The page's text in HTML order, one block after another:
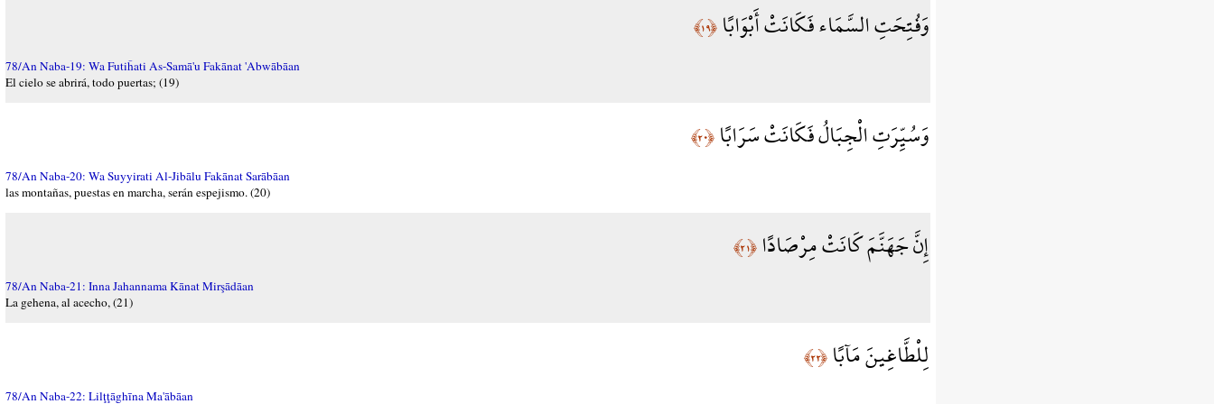
وَفُتِحَتِ السَّمَاء فَكَانَتْ أَبْوَابًا﴿١٩﴾
78/An Naba-19: Wa Futiĥati As-Samā'u Fakānat 'Abwābāan
El cielo se abrirá, todo puertas; (19)
وَسُيِّرَتِ الْجِبَالُ فَكَانَتْ سَرَابًا﴿٢٠﴾
78/An Naba-20: Wa Suyyirati Al-Jibālu Fakānat Sarābāan
las montañas, puestas en marcha, serán espejismo. (20)
إِنَّ جَهَنَّمَ كَانَتْ مِرْصَادًا﴿٢١﴾
78/An Naba-21: Inna Jahannama Kānat Mirşādāan
La gehena, al acecho, (21)
لِلْطَّاغِينَ مَآبًا﴿٢٢﴾
78/An Naba-22: Lilţţāghīna Ma'ābāan